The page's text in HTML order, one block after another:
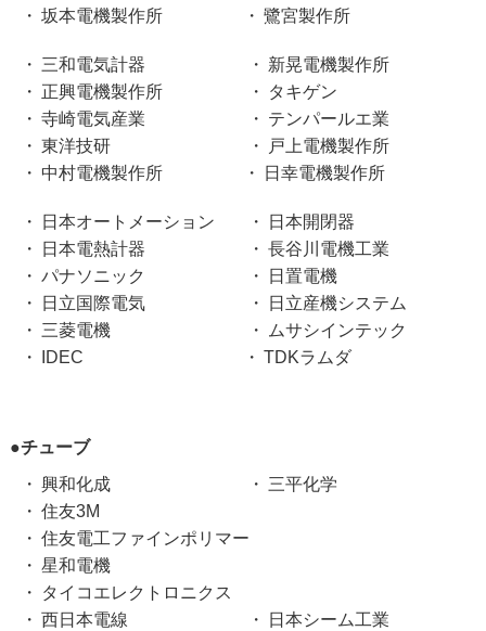
坂本電機製作所
鷺宮製作所
三和電気計器
新晃電機製作所
正興電機製作所
タキゲン
寺崎電気産業
テンパールエ業
東洋技研
戸上電機製作所
中村電機製作所
日幸電機製作所
日本オートメーション
日本開閉器
日本電熱計器
長谷川電機工業
パナソニック
日置電機
日立国際電気
日立産機システム
三菱電機
ムサシインテック
IDEC
TDKラムダ
●チューブ
興和化成
三平化学
住友3M
住友電工ファインポリマー
星和電機
タイコエレクトロニクス
西日本電線
日本シーム工業